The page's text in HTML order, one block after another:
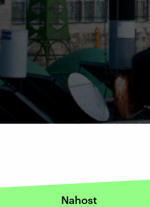
Nahost